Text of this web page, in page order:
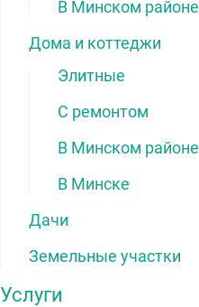
В Минском районе
Дома и коттеджи
Элитные
С ремонтом
В Минском районе
В Минске
Дачи
Земельные участки
Услуги